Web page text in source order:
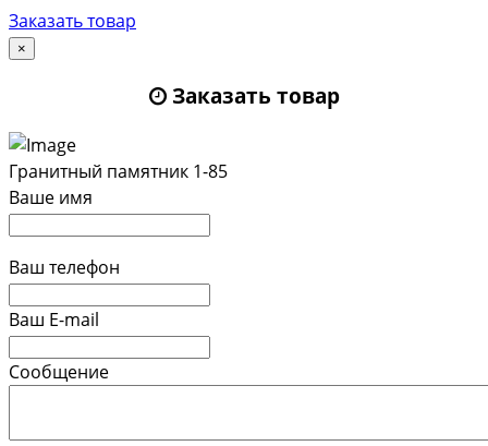
Заказать товар
×
Заказать товар
Гранитный памятник 1-85
Ваше имя
Ваш телефон
Ваш E-mail
Сообщение